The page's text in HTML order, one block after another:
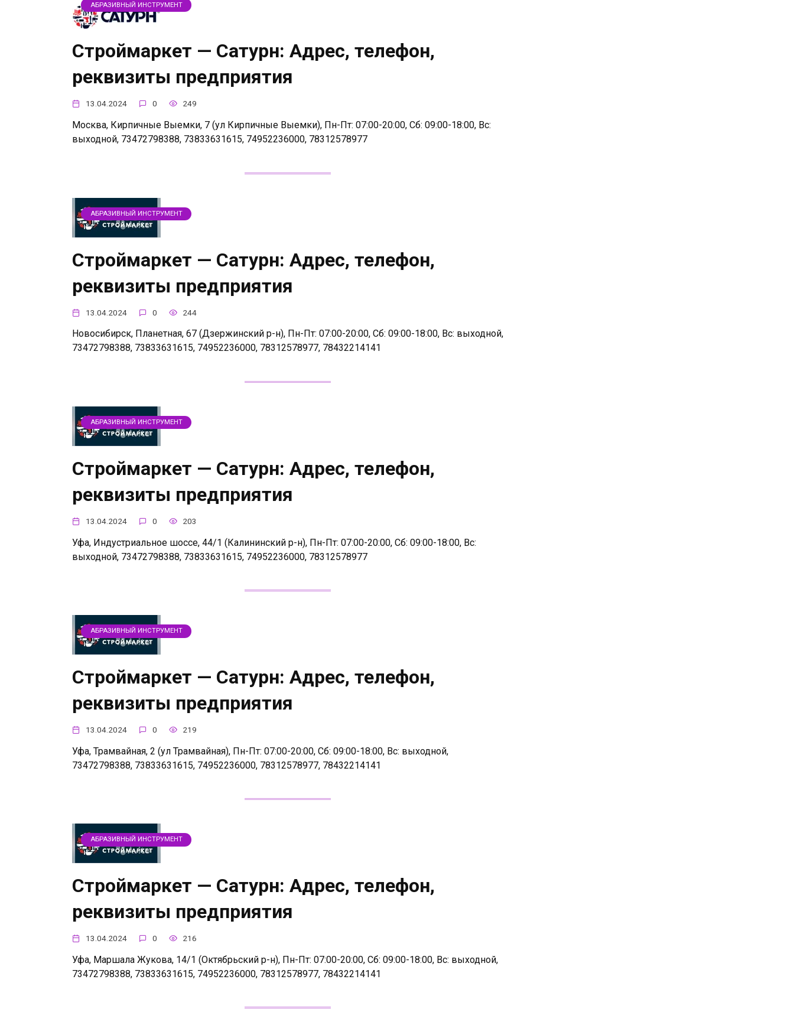
АБРАЗИВНЫЙ ИНСТРУМЕНТ
Строймаркет — Сатурн: Адрес, телефон,
реквизиты предприятия
13.04.2024 0 249
Москва, Кирпичные Выемки, 7 (ул Кирпичные Выемки), Пн-Пт: 07:00-20:00, Сб: 09:00-18:00, Вс:
выходной, 73472798388, 73833631615, 74952236000, 78312578977
АБРАЗИВНЫЙ ИНСТРУМЕНТ
Строймаркет — Сатурн: Адрес, телефон,
реквизиты предприятия
13.04.2024 0 244
Новосибирск, Планетная, 67 (Дзержинский р-н), Пн-Пт: 07:00-20:00, Сб: 09:00-18:00, Вс: выходной,
73472798388, 73833631615, 74952236000, 78312578977, 78432214141
АБРАЗИВНЫЙ ИНСТРУМЕНТ
Строймаркет — Сатурн: Адрес, телефон,
реквизиты предприятия
13.04.2024 0 203
Уфа, Индустриальное шоссе, 44/1 (Калининский р-н), Пн-Пт: 07:00-20:00, Сб: 09:00-18:00, Вс:
выходной, 73472798388, 73833631615, 74952236000, 78312578977
АБРАЗИВНЫЙ ИНСТРУМЕНТ
Строймаркет — Сатурн: Адрес, телефон,
реквизиты предприятия
13.04.2024 0 219
Уфа, Трамвайная, 2 (ул Трамвайная), Пн-Пт: 07:00-20:00, Сб: 09:00-18:00, Вс: выходной,
73472798388, 73833631615, 74952236000, 78312578977, 78432214141
АБРАЗИВНЫЙ ИНСТРУМЕНТ
Строймаркет — Сатурн: Адрес, телефон,
реквизиты предприятия
13.04.2024 0 216
Уфа, Маршала Жукова, 14/1 (Октябрьский р-н), Пн-Пт: 07:00-20:00, Сб: 09:00-18:00, Вс: выходной,
73472798388, 73833631615, 74952236000, 78312578977, 78432214141